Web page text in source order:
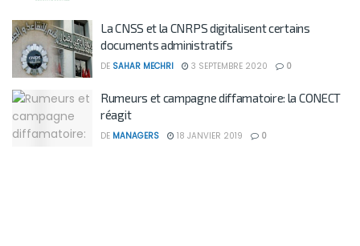
La CNSS et la CNRPS digitalisent certains
documents administratifs
DE SAHAR MECHRI 3 SEPTEMBRE 2020 0
Rumeurs et campagne diffamatoire: la CONECT
réagit
DE MANAGERS 18 JANVIER 2019 0